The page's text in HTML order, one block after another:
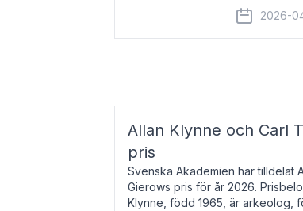
2026-
Allan Klynne och Carl
pris
Svenska Akademien har tilldelat
Gierows pris för år 2026.
Klynne, född 1965, är arkeolog,